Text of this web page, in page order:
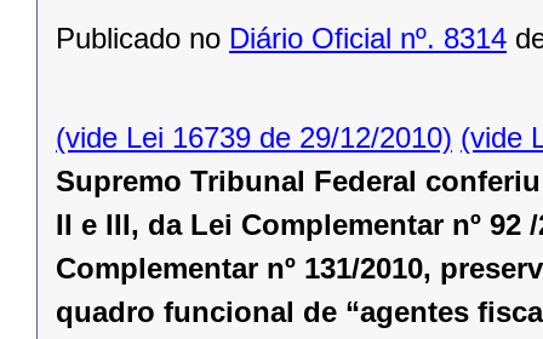
Publicado no Diário Oficial nº. 8314
(vide Lei 16739 de 29/12/2010) (vide
Supremo Tribunal Federal
II e III, da Lei Complementar nº 92
Complementar nº 131/2010,
quadro funcional de “agentes